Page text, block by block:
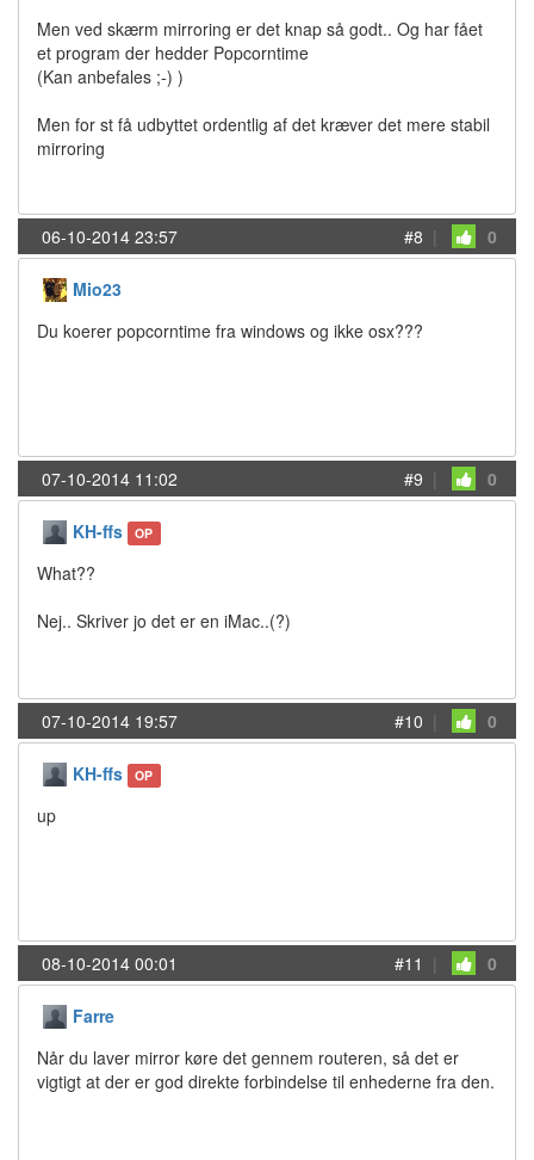
Men ved skærm mirroring er det knap så godt.. Og har fået
et program der hedder Popcorntime
(Kan anbefales ;-) )
Men for st få udbyttet ordentlig af det kræver det mere stabil
mirroring
06-10-2014 23:57 #8 | 0
Mio23
Du koerer popcorntime fra windows og ikke osx???
07-10-2014 11:02 #9 | 0
KH-ffs OP
What??
Nej.. Skriver jo det er en iMac..(?)
07-10-2014 19:57 #10 | 0
KH-ffs OP
up
08-10-2014 00:01 #11 | 0
Farre
Når du laver mirror køre det gennem routeren, så det er
vigtigt at der er god direkte forbindelse til enhederne fra den.